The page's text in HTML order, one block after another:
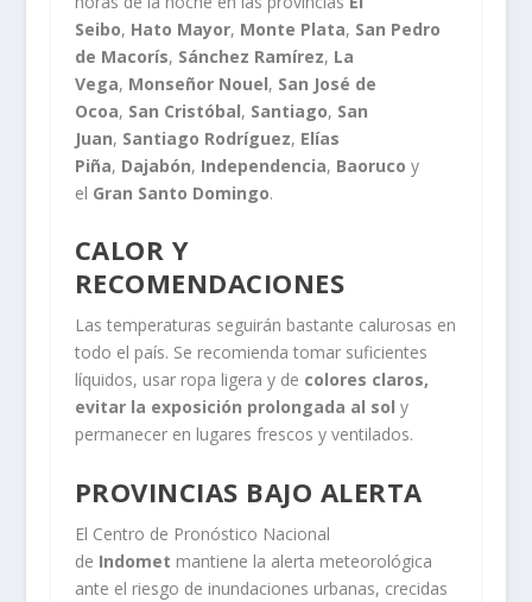
Seibo, Hato Mayor, Monte Plata, San Pedro
de Macorís, Sánchez Ramírez, La
Vega, Monseñor Nouel, San José de
Ocoa, San Cristóbal, Santiago, San
Juan, Santiago Rodríguez, Elías
Piña, Dajabón, Independencia, Baoruco y
el Gran Santo Domingo.
CALOR Y
RECOMENDACIONES
Las temperaturas seguirán bastante calurosas en
todo el país. Se recomienda tomar suficientes
líquidos, usar ropa ligera y de colores claros,
evitar la exposición prolongada al sol y
permanecer en lugares frescos y ventilados.
PROVINCIAS BAJO ALERTA
El Centro de Pronóstico Nacional
de Indomet mantiene la alerta meteorológica
ante el riesgo de inundaciones urbanas, crecidas